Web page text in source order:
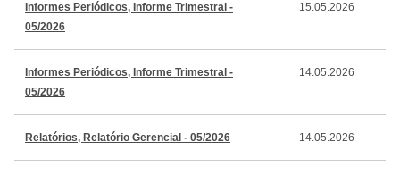
Informes Periódicos, Informe Trimestral -
05/2026
15.05.2026
Informes Periódicos, Informe Trimestral -
05/2026
14.05.2026
Relatórios, Relatório Gerencial - 05/2026 14.05.2026